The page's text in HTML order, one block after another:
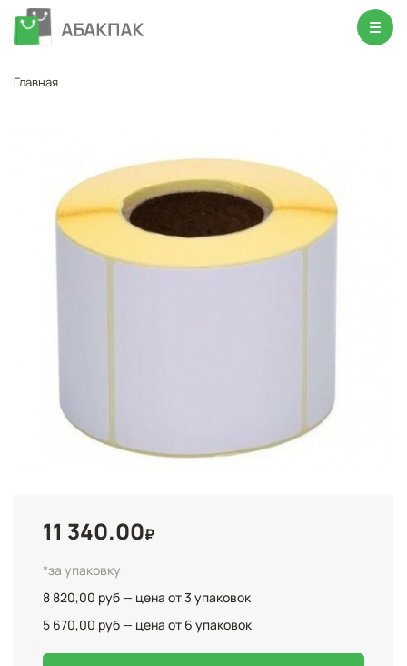
Главная
11 340.00₽
*за упаковку
8 820,00 руб — цена от 3 упаковок
5 670,00 руб — цена от 6 упаковок